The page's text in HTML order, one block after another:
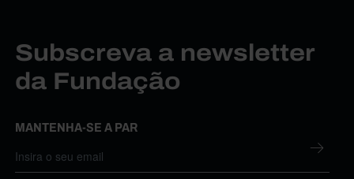
Subscreva a newsletter
da Fundação
MANTENHA-SE A PAR